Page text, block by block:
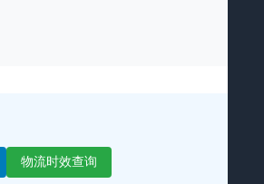
物流时效查询